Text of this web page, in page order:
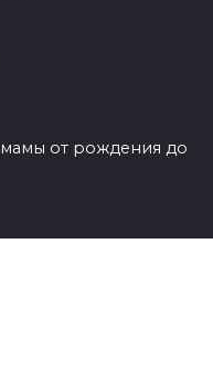
мамы от рождения до